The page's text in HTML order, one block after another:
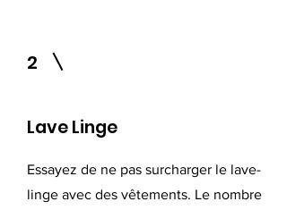
2
Lave Linge
Essayez de ne pas surcharger le lave-
linge avec des vêtements. Le nombre